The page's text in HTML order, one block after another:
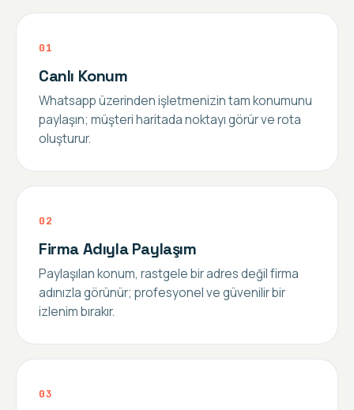
01
Canlı Konum
Whatsapp üzerinden işletmenizin tam konumunu
paylaşın; müşteri haritada noktayı görür ve rota
oluşturur.
02
Firma Adıyla Paylaşım
Paylaşılan konum, rastgele bir adres değil firma
adınızla görünür; profesyonel ve güvenilir bir
izlenim bırakır.
03